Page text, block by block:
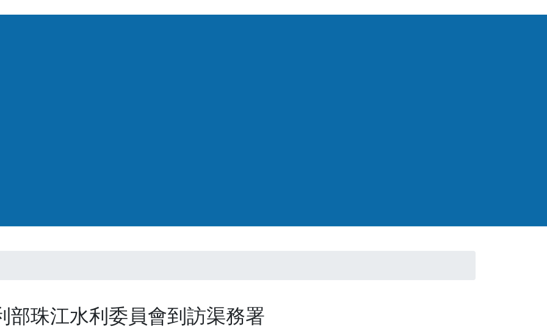
部珠江水利委員會到訪渠務署